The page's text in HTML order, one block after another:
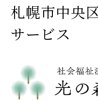
札幌市中央
サービス